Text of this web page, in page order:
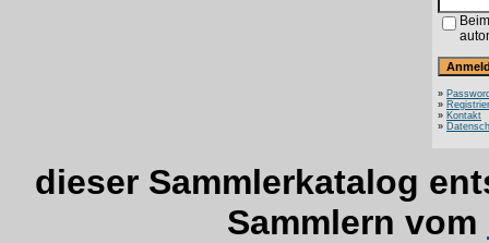
»
»
» Kontakt
»
dieser Sammlerkatalog
Sammlern vom